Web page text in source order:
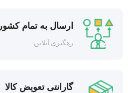
ارسال به تمام کشور
رهگیری آنلاین
گارانتی تعویض کالا